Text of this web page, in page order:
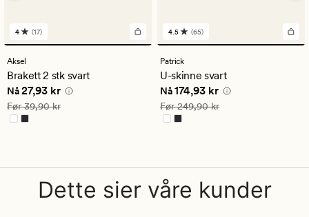
17
anmeldelser
med
en
gjennomsnittlig
vurdering
på
4
4 (17)
Aksel
Brakett 2 stk svart
Nåværende pris
Nå27,93 kr
Vanlig pris 39,90 kr
Før39,90 kr
65
anmeldelser
med
en
gjennomsnittlig
vurdering
på
4.5
4.5 (65)
Patrick
U-skinne svart
Nåværende pris
Nå174,93 kr
Vanlig pris 249,90 kr
Før249,90 kr
Dette sier våre kunder